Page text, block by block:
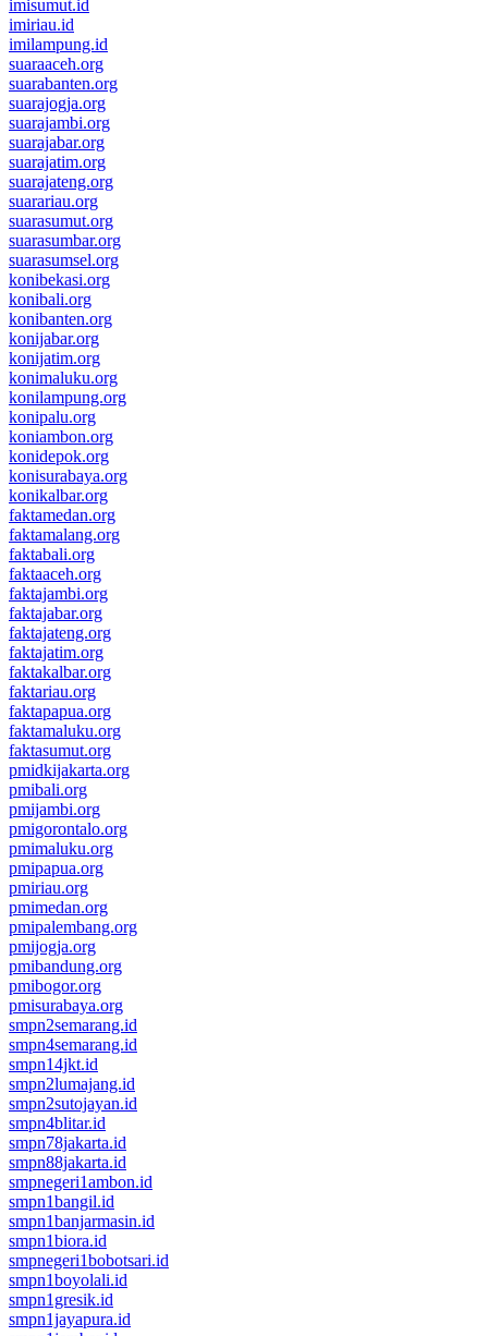
imisumut.id
imiriau.id
imilampung.id
suaraaceh.org
suarabanten.org
suarajogja.org
suarajambi.org
suarajabar.org
suarajatim.org
suarajateng.org
suarariau.org
suarasumut.org
suarasumbar.org
suarasumsel.org
konibekasi.org
konibali.org
konibanten.org
konijabar.org
konijatim.org
konimaluku.org
konilampung.org
konipalu.org
koniambon.org
konidepok.org
konisurabaya.org
konikalbar.org
faktamedan.org
faktamalang.org
faktabali.org
faktaaceh.org
faktajambi.org
faktajabar.org
faktajateng.org
faktajatim.org
faktakalbar.org
faktariau.org
faktapapua.org
faktamaluku.org
faktasumut.org
pmidkijakarta.org
pmibali.org
pmijambi.org
pmigorontalo.org
pmimaluku.org
pmipapua.org
pmiriau.org
pmimedan.org
pmipalembang.org
pmijogja.org
pmibandung.org
pmibogor.org
pmisurabaya.org
smpn2semarang.id
smpn4semarang.id
smpn14jkt.id
smpn2lumajang.id
smpn2sutojayan.id
smpn4blitar.id
smpn78jakarta.id
smpn88jakarta.id
smpnegeri1ambon.id
smpn1bangil.id
smpn1banjarmasin.id
smpn1biora.id
smpnegeri1bobotsari.id
smpn1boyolali.id
smpn1gresik.id
smpn1jayapura.id